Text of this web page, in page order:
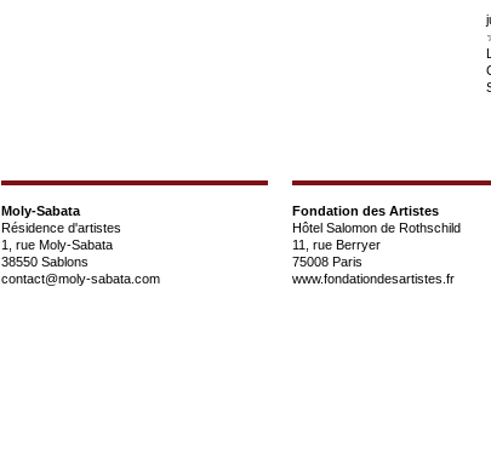
Moly-Sabata
Résidence d'artistes
1, rue Moly-Sabata
38550 Sablons
contact@moly-sabata.com
Fondation des Artistes
Hôtel Salomon de Rothschild
11, rue Berryer
75008 Paris
www.fondationdesartistes.fr